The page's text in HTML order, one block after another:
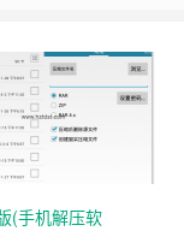
(手机解压软